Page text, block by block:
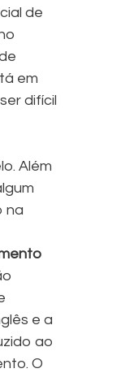
de
em
difícil
Além
na
e a
ao
O